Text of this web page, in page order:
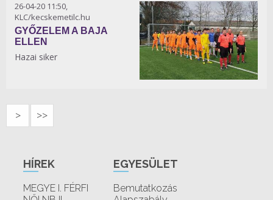
26-04-20 11:50,
KLC/kecskemetilc.hu
GYŐZELEM A BAJA
ELLEN
Hazai siker
> >>
HÍREK
MEGYE I. FÉRFI
EGYESÜLET
Bemutatkozás